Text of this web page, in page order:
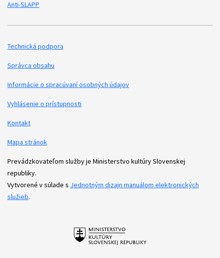
Anti-SLAPP
Podporné odkazy
Technická podpora
Správca obsahu
Informácie o spracúvaní osobných údajov
Vyhlásenie o prístupnosti
Kontakt
Mapa stránok
Prevádzkovateľom služby je Ministerstvo kultúry Slovenskej
republiky.
Vytvorené v súlade s Jednotným dizajn manuálom elektronických
služieb.